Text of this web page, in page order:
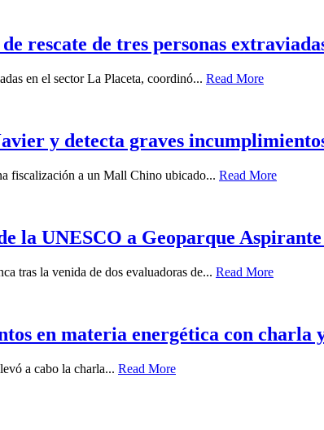
rescate de tres personas
en el sector La Placeta, coordinó... Read More
y detecta graves
fiscalización a un Mall Chino ubicado... Read More
la UNESCO a Geoparque
tras la venida de dos evaluadoras de... Read More
en materia energética con charla
a cabo la charla... Read More